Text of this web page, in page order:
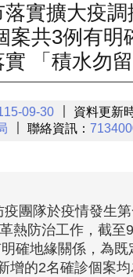
落實擴大疫
案共3例有
「積水勿
09-30 資料更新
聯絡資訊：
團隊於疫情發生
熱防治工作，截
確地緣關係，為既
增的2名確診個案